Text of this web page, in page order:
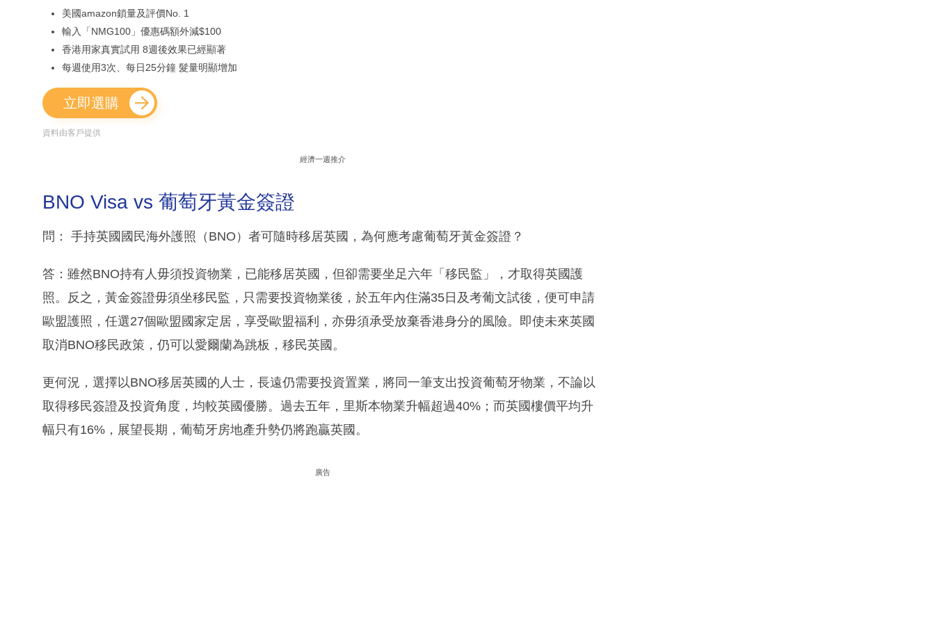
美國amazon鎖量及評價No. 1
輸入「NMG100」優惠碼額外減$100
香港用家真實試用 8週後效果已經顯著
每週使用3次、每日25分鐘 髮量明顯增加
立即選購
資料由客戶提供
經濟一週推介
BNO Visa vs 葡萄牙黃金簽證
問： 手持英國國民海外護照（BNO）者可隨時移居英國，為何應考慮葡萄牙黃金簽證？
答：雖然BNO持有人毋須投資物業，已能移居英國，但卻需要坐足六年「移民監」，才取得英國護
照。反之，黃金簽證毋須坐移民監，只需要投資物業後，於五年內住滿35日及考葡文試後，便可申請
歐盟護照，任選27個歐盟國家定居，享受歐盟福利，亦毋須承受放棄香港身分的風險。即使未來英國
取消BNO移民政策，仍可以愛爾蘭為跳板，移民英國。
更何況，選擇以BNO移居英國的人士，長遠仍需要投資置業，將同一筆支出投資葡萄牙物業，不論以
取得移民簽證及投資角度，均較英國優勝。過去五年，里斯本物業升幅超過40%；而英國樓價平均升
幅只有16%，展望長期，葡萄牙房地產升勢仍將跑贏英國。
廣告